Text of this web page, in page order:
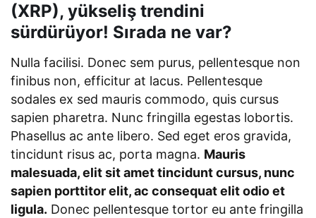
(XRP), yükseliş trendini
sürdürüyor! Sırada ne var?
Nulla facilisi. Donec sem purus, pellentesque non
finibus non, efficitur at lacus. Pellentesque
sodales ex sed mauris commodo, quis cursus
sapien pharetra. Nunc fringilla egestas lobortis.
Phasellus ac ante libero. Sed eget eros gravida,
tincidunt risus ac, porta magna. Mauris
malesuada, elit sit amet tincidunt cursus, nunc
sapien porttitor elit, ac consequat elit odio et
ligula. Donec pellentesque tortor eu ante fringilla